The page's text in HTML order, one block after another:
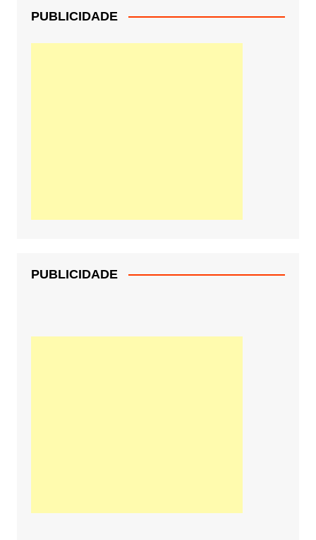
PUBLICIDADE
PUBLICIDADE